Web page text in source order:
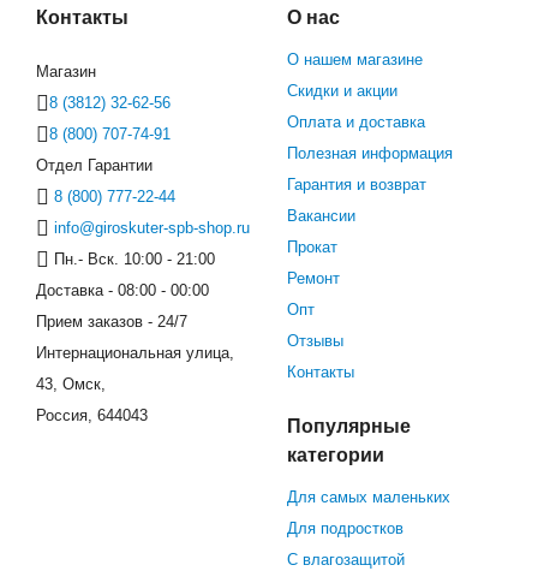
Контакты
Магазин
8 (3812) 32-62-56
8 (800) 707-74-91
Отдел Гарантии
8 (800) 777-22-44
info@giroskuter-spb-shop.ru
Пн.- Вск. 10:00 - 21:00
Доставка - 08:00 - 00:00
Прием заказов - 24/7
Интернациональная улица,
43, Омск,
Россия, 644043
О нас
О нашем магазине
Скидки и акции
Оплата и доставка
Полезная информация
Гарантия и возврат
Вакансии
Прокат
Ремонт
Опт
Отзывы
Контакты
Популярные
категории
Для самых маленьких
Для подростков
С влагозащитой